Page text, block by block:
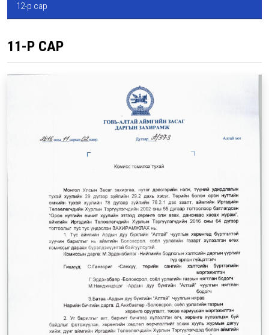
12-р сар
11-Р САР